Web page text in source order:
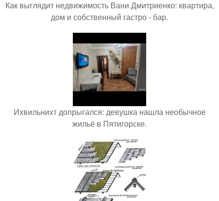
Как выглядит недвижимость Вани Дмитриенко: квартира,
дом и собственный гастро - бар.
Ихвильнихт допрыгался: девушка нашла необычное
жильё в Пятигорске.